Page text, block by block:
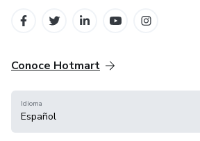
Conoce Hotmart
Idioma
Español